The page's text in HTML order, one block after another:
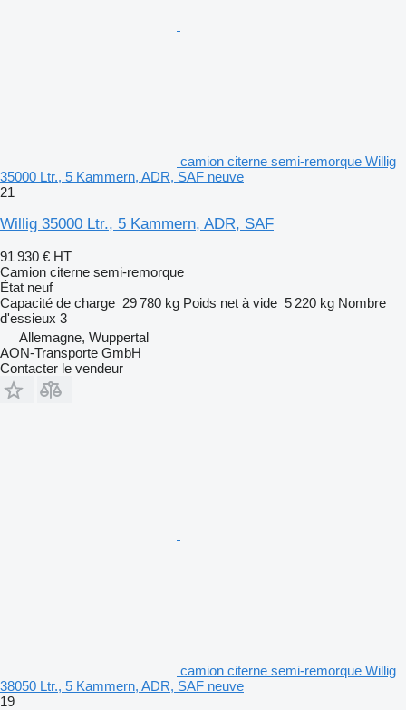
camion citerne semi-remorque Willig
35000 Ltr., 5 Kammern, ADR, SAF neuve
21
Willig 35000 Ltr., 5 Kammern, ADR, SAF
91 930 € HT
Camion citerne semi-remorque
État neuf
Capacité de charge 29 780 kg Poids net à vide 5 220 kg Nombre
d'essieux 3
Allemagne, Wuppertal
AON-Transporte GmbH
Contacter le vendeur
camion citerne semi-remorque Willig
38050 Ltr., 5 Kammern, ADR, SAF neuve
19